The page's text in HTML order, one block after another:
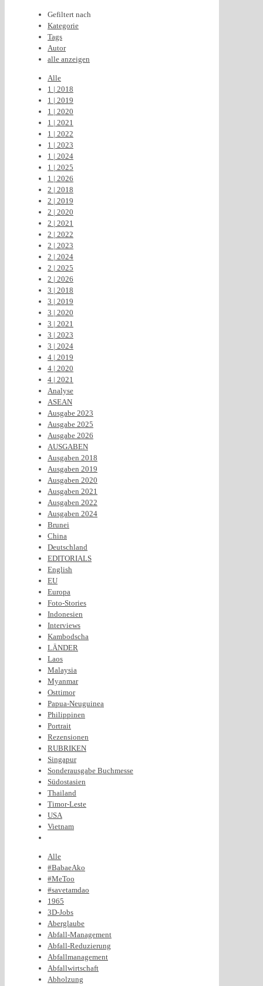
Gefiltert nach
Kategorie
Tags
Autor
alle anzeigen
Alle
1 | 2018
1 | 2019
1 | 2020
1 | 2021
1 | 2022
1 | 2023
1 | 2024
1 | 2025
1 | 2026
2 | 2018
2 | 2019
2 | 2020
2 | 2021
2 | 2022
2 | 2023
2 | 2024
2 | 2025
2 | 2026
3 | 2018
3 | 2019
3 | 2020
3 | 2021
3 | 2023
3 | 2024
4 | 2019
4 | 2020
4 | 2021
Analyse
ASEAN
Ausgabe 2023
Ausgabe 2025
Ausgabe 2026
AUSGABEN
Ausgaben 2018
Ausgaben 2019
Ausgaben 2020
Ausgaben 2021
Ausgaben 2022
Ausgaben 2024
Brunei
China
Deutschland
EDITORIALS
English
EU
Europa
Foto-Stories
Indonesien
Interviews
Kambodscha
LÄNDER
Laos
Malaysia
Myanmar
Osttimor
Papua-Neuguinea
Philippinen
Portrait
Rezensionen
RUBRIKEN
Singapur
Sonderausgabe Buchmesse
Südostasien
Thailand
Timor-Leste
USA
Vietnam
Alle
#BabaeAko
#MeToo
#savetamdao
1965
3D-Jobs
Aberglaube
Abfall-Management
Abfall-Reduzierung
Abfallmanagement
Abfallwirtschaft
Abholzung